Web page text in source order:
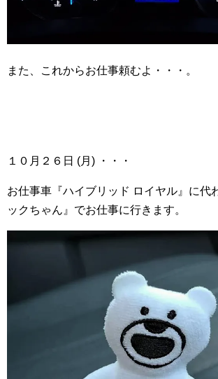
また、これからお仕事頼むよ・・・。
１０月２６日 (月) ・・・
お仕事車『ハイブリッド ロイヤル』に代
ックちゃん』でお仕事に行きます。